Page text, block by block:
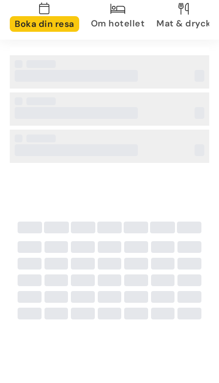
Boka din resa Om hotellet Mat & dryck